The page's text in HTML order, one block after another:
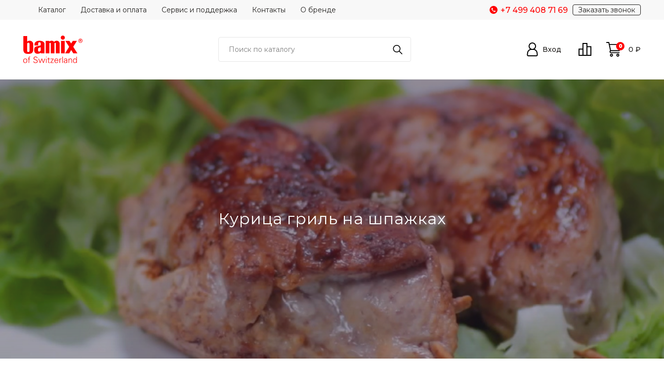
Каталог Доставка и оплата Сервис и поддержка Контакты О бренде +7 499 408 71 69 Заказать звонок
Вход 0 ₽
0
Курица гриль на шпажках